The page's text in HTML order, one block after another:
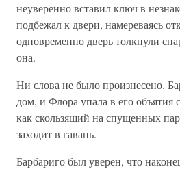
неуверенно вставил ключ в
подбежал к двери, намереваясь
одновременно дверь толкнули
она.
Ни слова не было произнесено.
дом, и Флора упала в его объятия
как скользящий на спущенных
заходит в гавань.
Барбариго был уверен, что